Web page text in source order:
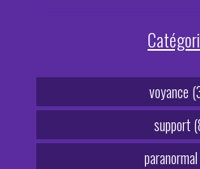
voyance
support
paranormal